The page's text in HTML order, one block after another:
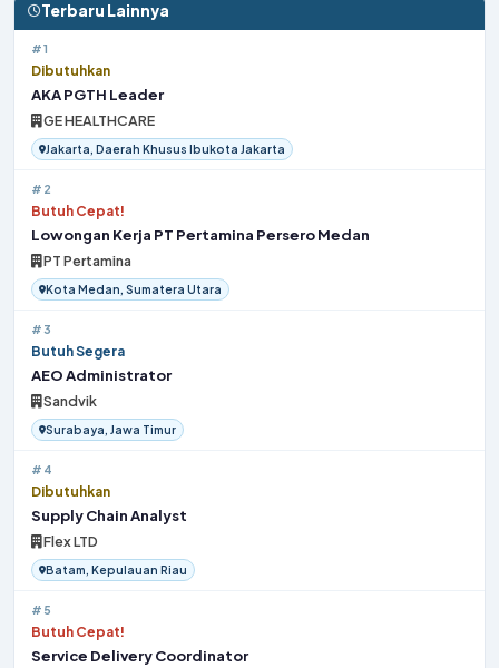
Terbaru Lainnya
#1
Dibutuhkan
AKA PGTH Leader
GE HEALTHCARE
Jakarta, Daerah Khusus Ibukota Jakarta
#2
Butuh Cepat!
Lowongan Kerja PT Pertamina Persero Medan
PT Pertamina
Kota Medan, Sumatera Utara
#3
Butuh Segera
AEO Administrator
Sandvik
Surabaya, Jawa Timur
#4
Dibutuhkan
Supply Chain Analyst
Flex LTD
Batam, Kepulauan Riau
#5
Butuh Cepat!
Service Delivery Coordinator